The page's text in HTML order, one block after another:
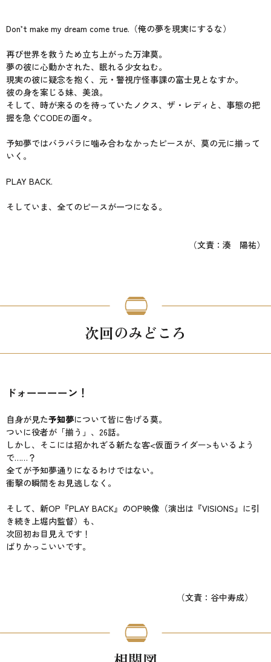
Don’t make my dream come true.（俺の夢を現実にするな）
再び世界を救うため立ち上がった万津莫。
夢の彼に心動かされた、眠れる少女ねむ。
現実の彼に疑念を抱く、元・警視庁怪事課の富士見となすか。
彼の身を案じる妹、美浪。
そして、時が来るのを待っていたノクス、ザ・レディと、事態の把
握を急ぐCODEの面々。
予知夢ではバラバラに噛み合わなかったピースが、莫の元に揃って
いく。
PLAY BACK.
そしていま、全てのピースが一つになる。
（文責：湊 陽祐）
次回のみどころ
ドォーーーーン！
自身が見た予知夢について皆に告げる莫。
ついに役者が「揃う」、26話。
しかし、そこには招かれざる新たな客<仮面ライダー>もいるよう
で……？
全てが予知夢通りになるわけではない。
衝撃の瞬間をお見逃しなく。
そして、新OP『PLAY BACK』のOP映像（演出は『VISIONS』に引
き続き上堀内監督）も、
次回初お目見えです！
ばりかっこいいです。
（文責：谷中寿成）